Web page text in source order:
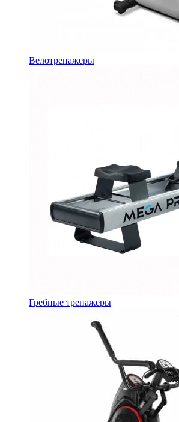
Велотренажеры
Гребные тренажеры